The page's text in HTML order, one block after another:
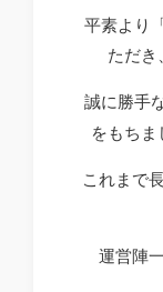
平素より
ただき
誠に勝手
をもちま
これまで
運営陣